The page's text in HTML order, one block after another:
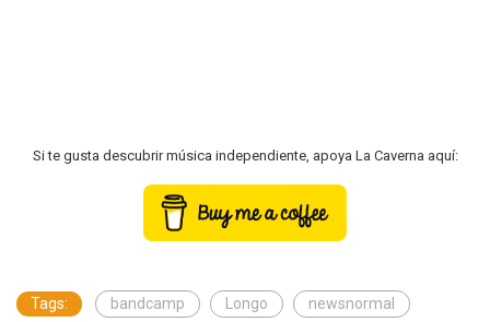
Si te gusta descubrir música independiente, apoya La Caverna aquí:
Tags: bandcamp Longo newsnormal